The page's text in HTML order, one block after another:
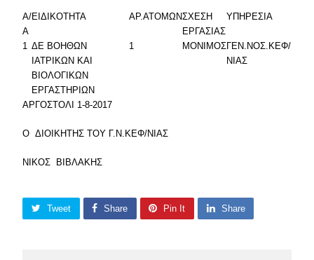
Α/
Α
ΕΙΔΙΚΟΤΗΤΑ ΑΡ.ΑΤΟΜΩΝΣΧΕΣΗ
ΕΡΓΑΣΙΑΣ
ΥΠΗΡΕΣΙΑ
1 ΔΕ ΒΟΗΘΩΝ
ΙΑΤΡΙΚΩΝ ΚΑΙ
ΒΙΟΛΟΓΙΚΩΝ
ΕΡΓΑΣΤΗΡΙΩΝ
1 ΜΟΝΙΜΟΣΓΕΝ.ΝΟΣ.ΚΕΦ/
ΝΙΑΣ
ΑΡΓΟΣΤΟΛΙ 1-8-2017
Ο ΔΙΟΙΚΗΤΗΣ ΤΟΥ Γ.Ν.ΚΕΦ/ΝΙΑΣ
ΝΙΚΟΣ ΒΙΒΛΑΚΗΣ
Tweet Share Pin It Share